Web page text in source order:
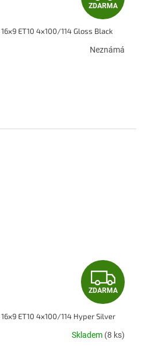
D
A
ZDARMA
ET10 4x100/114 Gloss Black
Neznámá
Z
D
A
ZDARMA
ET10 4x100/114 Hyper Silver
Skladem (8 ks)